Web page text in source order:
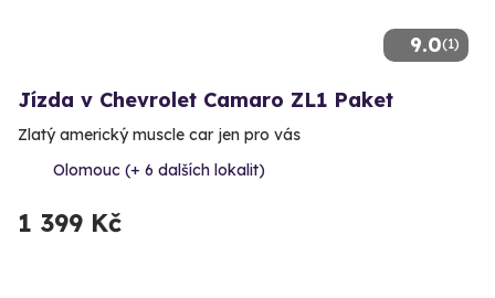
9.0(1)
Jízda v Chevrolet Camaro ZL1 Paket
Zlatý americký muscle car jen pro vás
Olomouc (+ 6 dalších lokalit)
1 399 Kč